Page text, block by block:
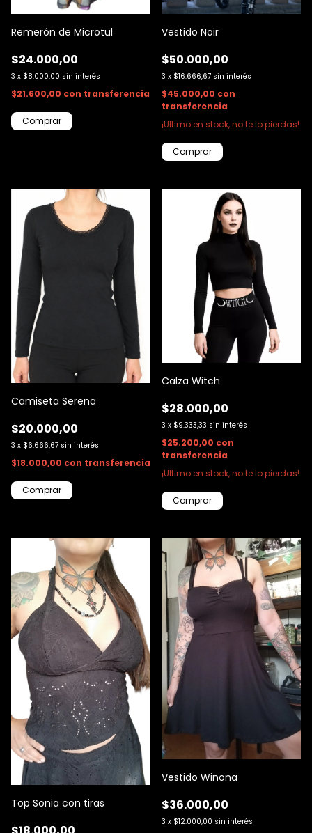
Remerón de Microtul
$24.000,00
3 x $8.000,00 sin interés
$21.600,00 con transferencia
Comprar
Vestido Noir
$50.000,00
3 x $16.666,67 sin interés
$45.000,00 con
transferencia
¡Ultimo en stock, no te lo pierdas!
Comprar
Camiseta Serena
$20.000,00
3 x $6.666,67 sin interés
$18.000,00 con transferencia
Comprar
Calza Witch
$28.000,00
3 x $9.333,33 sin interés
$25.200,00 con
transferencia
¡Ultimo en stock, no te lo pierdas!
Comprar
Top Sonia con tiras
Vestido Winona
$36.000,00
3 x $12.000,00 sin interés